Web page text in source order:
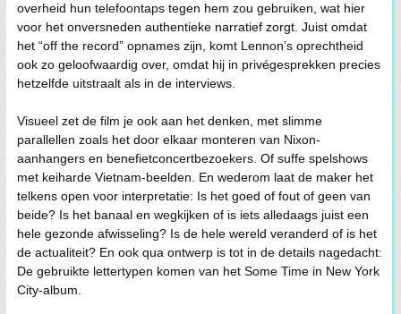
overheid hun telefoontaps tegen hem zou gebruiken, wat hier
voor het onversneden authentieke narratief zorgt. Juist omdat
het “off the record” opnames zijn, komt Lennon’s oprechtheid
ook zo geloofwaardig over, omdat hij in privégesprekken precies
hetzelfde uitstraalt als in de interviews.
Visueel zet de film je ook aan het denken, met slimme
parallellen zoals het door elkaar monteren van Nixon-
aanhangers en benefietconcertbezoekers. Of suffe spelshows
met keiharde Vietnam-beelden. En wederom laat de maker het
telkens open voor interpretatie: Is het goed of fout of geen van
beide? Is het banaal en wegkijken of is iets alledaags juist een
hele gezonde afwisseling? Is de hele wereld veranderd of is het
de actualiteit? En ook qua ontwerp is tot in de details nagedacht:
De gebruikte lettertypen komen van het Some Time in New York
City-album.